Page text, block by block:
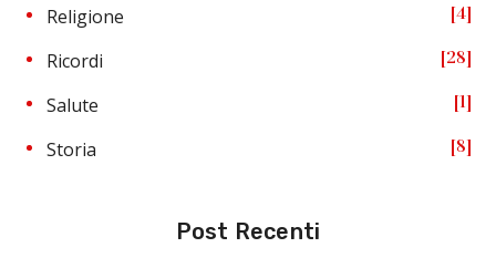
Religione 4
Ricordi 28
Salute 1
Storia 8
Post Recenti